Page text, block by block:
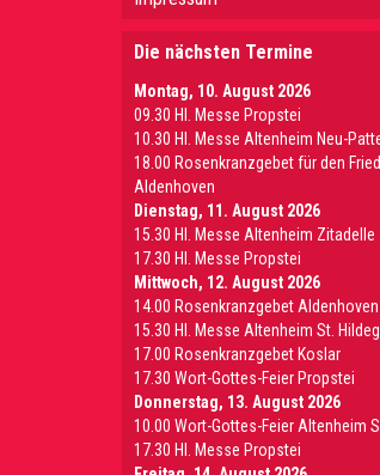
Die nächsten Termine
Montag, 10. August 2026
09.30 Hl. Messe Propstei
10.30 Hl. Messe Altenheim Neu-
18.00 Rosenkranzgebet für den
Aldenhoven
Dienstag, 11. August 2026
15.30 Hl. Messe Altenheim Zitadelle
17.30 Hl. Messe Propstei
Mittwoch, 12. August 2026
14.00 Rosenkranzgebet Aldenhoven
15.30 Hl. Messe Altenheim St.
17.00 Rosenkranzgebet Koslar
17.30 Wort-Gottes-Feier Propstei
Donnerstag, 13. August 2026
10.00 Wort-Gottes-Feier Altenheim
17.30 Hl. Messe Propstei